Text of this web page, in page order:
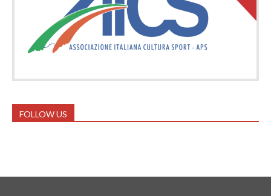
FOLLOW US